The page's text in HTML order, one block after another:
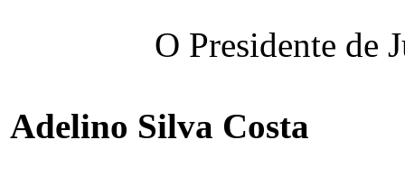
O Presidente de
Adelino Silva Costa